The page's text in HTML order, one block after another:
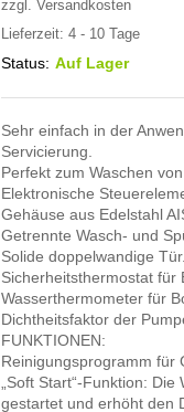
zzgl. Versandkosten
Lieferzeit: 4 - 10 Tage
Status: Auf Lager
Sehr einfach in der
Servicierung.
Perfekt zum Waschen
Elektronische
Gehäuse aus Edelstahl
Getrennte Wasch- und
Solide doppelwandige Tür.
Sicherheitsthermostat für
Wasserthermometer für
Dichtheitsfaktor der
FUNKTIONEN:
Reinigungsprogramm für
„Soft Start“-Funktion:
gestartet und erhöht den